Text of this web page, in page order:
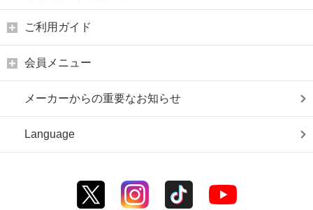
ご利用ガイド
会員メニュー
メーカーからの重要なお知らせ
Language